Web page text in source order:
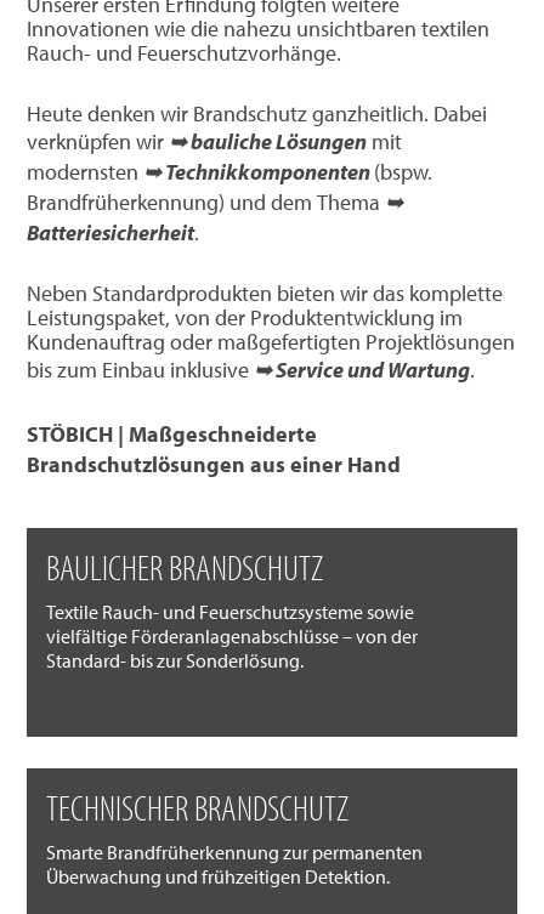
Innovationen wie die nahezu unsichtbaren textilen
Rauch- und Feuerschutzvorhänge.
Heute denken wir Brandschutz ganzheitlich. Dabei
verknüpfen wir ➥ bauliche Lösungen mit
modernsten ➥ Technikkomponenten(bspw.
Brandfrüherkennung) und dem Thema ➥
Batteriesicherheit.
Neben Standardprodukten bieten wir das komplette
Leistungspaket, von der Produktentwicklung im
Kundenauftrag oder maßgefertigten Projektlösungen
bis zum Einbau inklusive ➥ Service und Wartung.
STÖBICH | Maßgeschneiderte
Brandschutzlösungen aus einer Hand
BAULICHER BRANDSCHUTZ
Textile Rauch- und Feuerschutzsysteme sowie
vielfältige Förderanlagenabschlüsse – von der
Standard- bis zur Sonderlösung.
TECHNISCHER BRANDSCHUTZ
Smarte Brandfrüherkennung zur permanenten
Überwachung und frühzeitigen Detektion.